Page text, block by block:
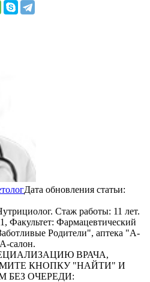
Дата обновления статьи:
Стаж работы: 11 лет.
Факультет: Фармацевтический
Родители", аптека "А-
салон.
ВРАЧА,
КНОПКУ "НАЙТИ" И
БЕЗ ОЧЕРЕДИ: